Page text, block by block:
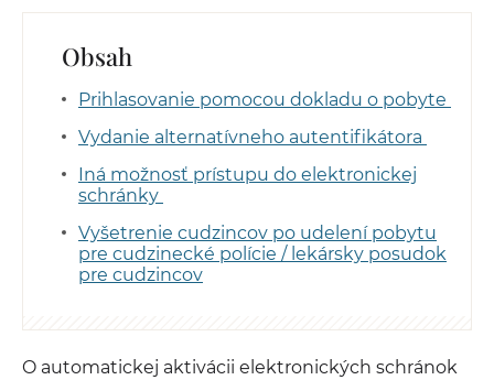
Obsah
Prihlasovanie pomocou dokladu o pobyte
Vydanie alternatívneho autentifikátora
Iná možnosť prístupu do elektronickej
schránky
Vyšetrenie cudzincov po udelení pobytu
pre cudzinecké polície / lekársky posudok
pre cudzincov
O automatickej aktivácii elektronických schránok